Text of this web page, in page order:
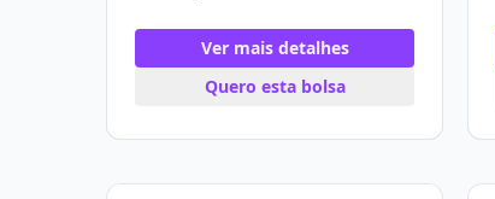
Ver mais detalhes
Quero esta bolsa